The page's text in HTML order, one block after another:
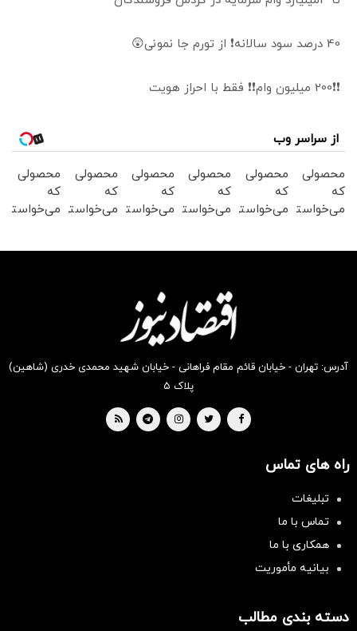
40 درصد سود سالانه❗ از تورم جا نمونی😲
❗❗200 میلیون وام❗❗ فقط با احراز هویت
از سراسر وب
محصولی
که
می‌خواستی
محصولی
که
می‌خواستی
محصولی
که
می‌خواستی
بخر !
محصولی
که
می‌خواستی
بخر !
محصولی
که
می‌خواستی
محصولی
که
می‌خواستی
آدرس: تهران - خیابان قائم مقام فراهانی - خیابان شهید محمدی خدری (شاهین)
پلاک ۵
راه های تماس
تبلیغات
تماس با ما
همکاری با ما
بیانیه مأموریت
دسته بندی مطالب